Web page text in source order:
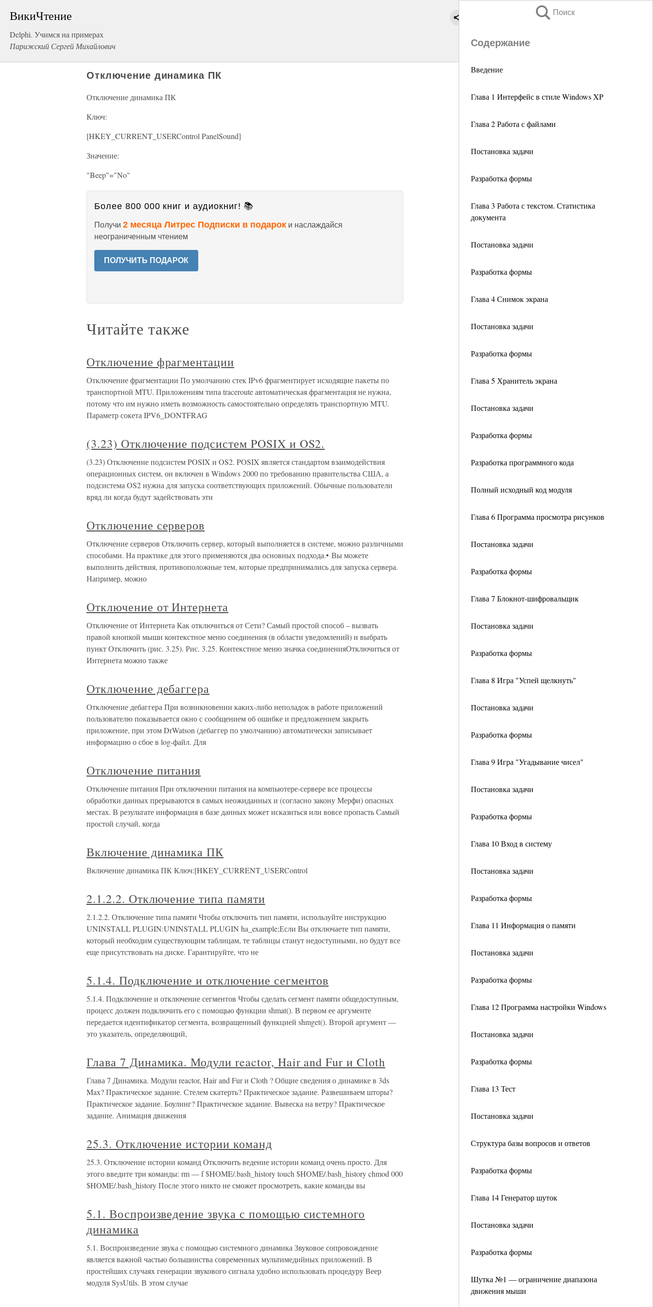
ВикиЧтение
Delphi. Учимся на примерах
Парижский Сергей Михайлович
Поиск
Содержание
Введение
Глава 1 Интерфейс в стиле Windows XP
Глава 2 Работа с файлами
Постановка задачи
Разработка формы
Глава 3 Работа с текстом. Статистика
документа
Постановка задачи
Разработка формы
Глава 4 Снимок экрана
Постановка задачи
Разработка формы
Глава 5 Хранитель экрана
Постановка задачи
Разработка формы
Разработка программного кода
Полный исходный код модуля
Глава 6 Программа просмотра рисунков
Постановка задачи
Разработка формы
Глава 7 Блокнот-шифровальщик
Постановка задачи
Разработка формы
Глава 8 Игра "Успей щелкнуть"
Постановка задачи
Разработка формы
Глава 9 Игра "Угадывание чисел"
Постановка задачи
Разработка формы
Глава 10 Вход в систему
Постановка задачи
Разработка формы
Глава 11 Информация о памяти
Постановка задачи
Разработка формы
Глава 12 Программа настройки Windows
Постановка задачи
Разработка формы
Глава 13 Тест
Постановка задачи
Структура базы вопросов и ответов
Разработка формы
Глава 14 Генератор шуток
Постановка задачи
Разработка формы
Шутка №1 — ограничение диапазона
движения мыши
Отключение динамика ПК
Отключение динамика ПК
Ключ:
[HKEY_CURRENT_USERControl PanelSound]
Значение:
"Beep"="No"
Более 800 000 книг и аудиокниг! 📚
Получи 2 месяца Литрес Подписки в подарок и наслаждайся
неограниченным чтением
ПОЛУЧИТЬ ПОДАРОК
Читайте также
Отключение фрагментации
Отключение фрагментации По умолчанию стек IPv6 фрагментирует исходящие пакеты по
транспортной MTU. Приложениям типа traceroute автоматическая фрагментация не нужна,
потому что им нужно иметь возможность самостоятельно определять транспортную MTU.
Параметр сокета IPV6_DONTFRAG
(3.23) Отключение подсистем POSIX и OS2.
(3.23) Отключение подсистем POSIX и OS2. POSIX является стандартом взаимодействия
операционных систем, он включен в Windows 2000 по требованию правительства США, а
подсистема OS2 нужна для запуска соответствующих приложений. Обычные пользователи
вряд ли когда будут задействовать эти
Отключение серверов
Отключение серверов Отключить сервер, который выполняется в системе, можно различными
способами. На практике для этого применяются два основных подхода.• Вы можете
выполнить действия, противоположные тем, которые предпринимались для запуска сервера.
Например, можно
Отключение от Интернета
Отключение от Интернета Как отключиться от Сети? Самый простой способ – вызвать
правой кнопкой мыши контекстное меню соединения (в области уведомлений) и выбрать
пункт Отключить (рис. 3.25). Рис. 3.25. Контекстное меню значка соединенияОтключиться от
Интернета можно также
Отключение дебаггера
Отключение дебаггера При возникновении каких-либо неполадок в работе приложений
пользователю показывается окно с сообщением об ошибке и предложением закрыть
приложение, при этом DrWatson (дебаггер по умолчанию) автоматически записывает
информацию о сбое в log-файл. Для
Отключение питания
Отключение питания При отключении питания на компьютере-сервере все процессы
обработки данных прерываются в самых неожиданных и (согласно закону Мерфи) опасных
местах. В результате информация в базе данных может исказиться или вовсе пропасть Самый
простой случай, когда
Включение динамика ПК
Включение динамика ПК Ключ:[HKEY_CURRENT_USERControl
2.1.2.2. Отключение типа памяти
2.1.2.2. Отключение типа памяти Чтобы отключить тип памяти, используйте инструкцию
UNINSTALL PLUGIN:UNINSTALL PLUGIN ha_example;Если Вы отключаете тип памяти,
который необходим существующим таблицам, те таблицы станут недоступными, но будут все
еще присутствовать на диске. Гарантируйте, что не
5.1.4. Подключение и отключение сегментов
5.1.4. Подключение и отключение сегментов Чтобы сделать сегмент памяти общедоступным,
процесс должен подключить его с помощью функции shmat(). В первом ее аргументе
передается идентификатор сегмента, возвращенный функцией shmget(). Второй аргумент —
это указатель, определяющий,
Глава 7 Динамика. Модули reactor, Hair and Fur и Cloth
Глава 7 Динамика. Модули reactor, Hair and Fur и Cloth ? Общие сведения о динамике в 3ds
Max? Практическое задание. Стелем скатерть? Практическое задание. Развешиваем шторы?
Практическое задание. Боулинг? Практическое задание. Вывеска на ветру? Практическое
задание. Анимация движения
25.3. Отключение истории команд
25.3. Отключение истории команд Отключить ведение истории команд очень просто. Для
этого введите три команды: rm — f $HOME/.bash_history touch $HOME/.bash_history chmod 000
$HOME/.bash_history После этого никто не сможет просмотреть, какие команды вы
5.1. Воспроизведение звука с помощью системного
динамика
5.1. Воспроизведение звука с помощью системного динамика Звуковое сопровождение
является важной частью большинства современных мультимедийных приложений. В
простейших случаях генерации звукового сигнала удобно использовать процедуру Веер
модуля SysUtils. В этом случае